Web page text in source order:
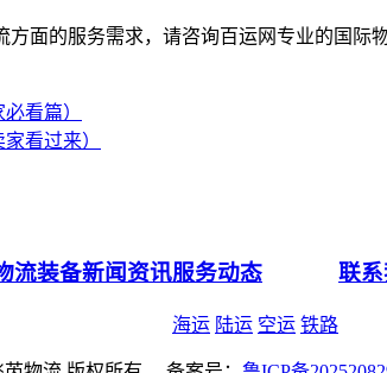
的服务需求，请咨询百运网专业的国际
看篇）
看过来）
流装备新闻资讯服务动态
海运 陆运 空运 铁路
联系